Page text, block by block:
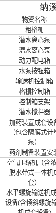
纳
物资名称
粗格栅
潜水离心泵
潜水离心泵
动力配电箱
水泵按钮箱
输送机控制箱
格栅控制箱
控制箱支架
潜水搅拌器
加药装置成套设
（包含隔膜式计
泵）
药剂制备装置安
空气压缩机（含
脱水带式一体机
套）
水平螺旋输送机
设备(含倾斜螺旋